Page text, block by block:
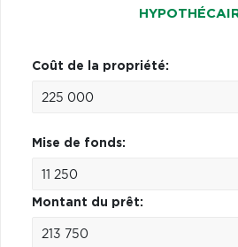
Coût de la propriété:
Mise de fonds:
Montant du prêt: